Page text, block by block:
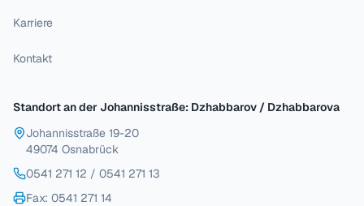
Karriere
Kontakt
Standort an der Johannisstraße: Dzhabbarov / Dzhabbarova
Johannisstraße 19-20
49074 Osnabrück
0541 271 12 / 0541 271 13
Fax: 0541 271 14